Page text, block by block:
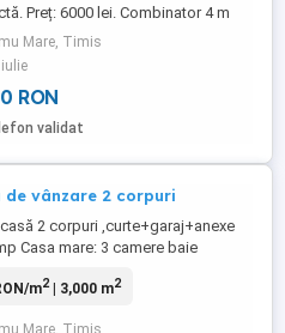
Preț: 6000 lei. Combinator 4 m
Preț: 3000 lei. MIG 500 kg.
lei.
Mare, Timis
RON
validat
de vânzare 2 corpuri
2 corpuri ,curte+garaj+anexe
Casa mare: 3 camere baie
baie șpais coridor centrala pe
m2| 3,000 m2
Mare, Timis